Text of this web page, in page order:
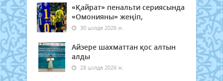
«Қайрат» пенальти сериясында
«Омонияны» жеңіп,
30 шілде 2026 ж.
Айзере шахматтан қос алтын
алды
28 шілде 2026 ж.